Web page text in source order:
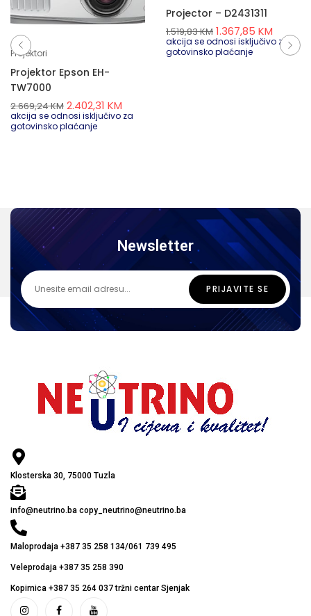
Projektori
Projektor Epson EH-
TW7000
2.669,24KM 2.402,31 KM
akcija se odnosi isključivo za
gotovinsko plaćanje
Projector – D2431311
1.519,83KM 1.367,85 KM
akcija se odnosi isključivo za
gotovinsko plaćanje
Newsletter
Klosterska 30, 75000 Tuzla
info@neutrino.ba copy_neutrino@neutrino.ba
Maloprodaja +387 35 258 134/061 739 495
Veleprodaja +387 35 258 390
Kopirnica +387 35 264 037 tržni centar Sjenjak